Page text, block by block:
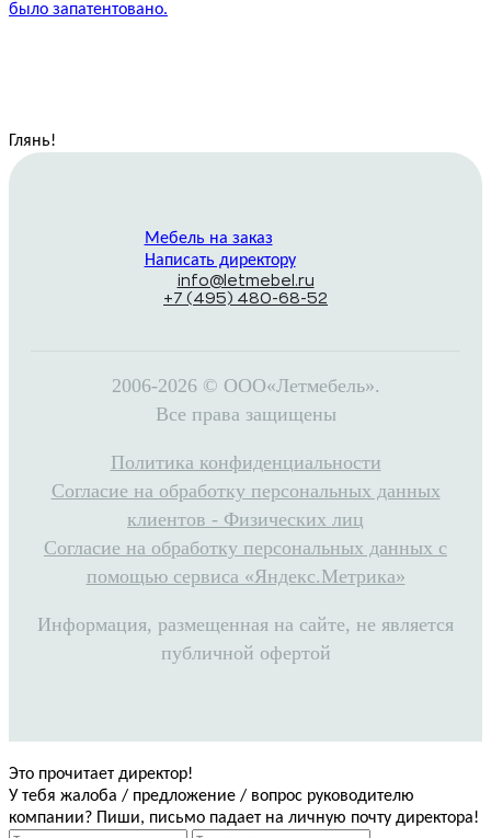
было запатентовано.
Глянь!
Мебель на заказ
Написать директору
info@letmebel.ru
+7 (495) 480-68-52
2006-2026 © ООО«Летмебель».
Все права защищены
Политика конфиденциальности
Согласие на обработку персональных данных
клиентов - Физических лиц
Согласие на обработку персональных данных с
помощью сервиса «Яндекс.Метрика»
Информация, размещенная на сайте, не является
публичной офертой
Это прочитает директор!
У тебя жалоба / предложение / вопрос руководителю
компании? Пиши, письмо падает на личную почту директора!